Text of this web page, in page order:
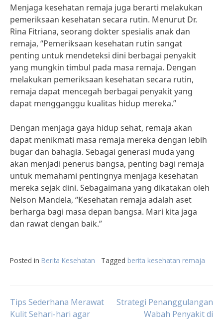
Menjaga kesehatan remaja juga berarti melakukan
pemeriksaan kesehatan secara rutin. Menurut Dr.
Rina Fitriana, seorang dokter spesialis anak dan
remaja, “Pemeriksaan kesehatan rutin sangat
penting untuk mendeteksi dini berbagai penyakit
yang mungkin timbul pada masa remaja. Dengan
melakukan pemeriksaan kesehatan secara rutin,
remaja dapat mencegah berbagai penyakit yang
dapat mengganggu kualitas hidup mereka.”
Dengan menjaga gaya hidup sehat, remaja akan
dapat menikmati masa remaja mereka dengan lebih
bugar dan bahagia. Sebagai generasi muda yang
akan menjadi penerus bangsa, penting bagi remaja
untuk memahami pentingnya menjaga kesehatan
mereka sejak dini. Sebagaimana yang dikatakan oleh
Nelson Mandela, “Kesehatan remaja adalah aset
berharga bagi masa depan bangsa. Mari kita jaga
dan rawat dengan baik.”
Posted in Berita Kesehatan Tagged berita kesehatan remaja
Post
Tips Sederhana Merawat
Kulit Sehari-hari agar
Strategi Penanggulangan
Wabah Penyakit di